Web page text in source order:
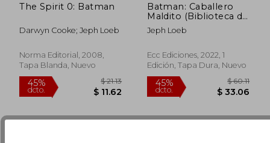
dcto. $ 16.40 dcto.
The Spirit 0: Batman
Darwyn Cooke; Jeph Loeb
Norma Editorial, 2008,
Tapa Blanda, Nuevo
Batman: Caballero
Maldito (Biblioteca dc
Black Label)
(Segunda Edición)
Jeph Loeb
Ecc Ediciones, 2022, 1
Edición, Tapa Dura, Nuevo